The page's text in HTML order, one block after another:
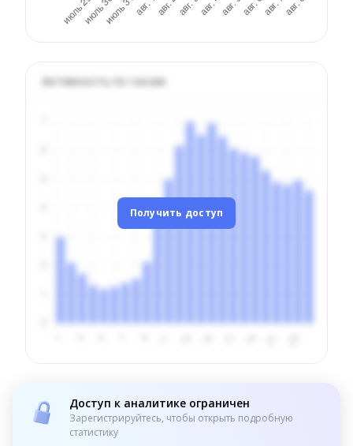
Активность по часам
Получить доступ
Доступ к аналитике ограничен
Зарегистрируйтесь, чтобы открыть подробную
статистику